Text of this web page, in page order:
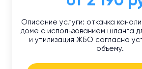
Описание услуги: откачка
доме с использованием шланга
и утилизация ЖБО согласно
объему.